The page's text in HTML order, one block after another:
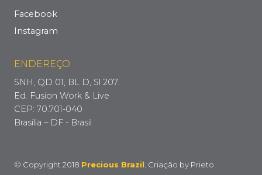
Facebook
Instagram
ENDEREÇO
SNH, QD 01, BL D, Sl 207.
Ed. Fusion Work & Live
CEP: 70.701-040
Brasília – DF - Brasil
© Copyright 2018 Precious Brazil . Criação by Prieto